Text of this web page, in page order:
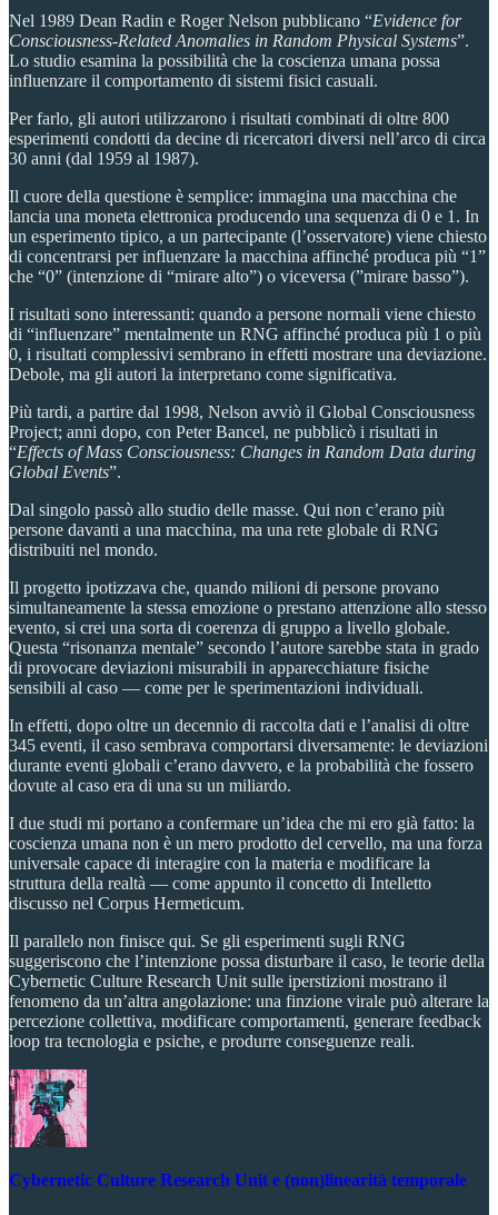
Nel 1989 Dean Radin e Roger Nelson pubblicano “Evidence for
Consciousness-Related Anomalies in Random Physical Systems”.
Lo studio esamina la possibilità che la coscienza umana possa
influenzare il comportamento di sistemi fisici casuali.
Per farlo, gli autori utilizzarono i risultati combinati di oltre 800
esperimenti condotti da decine di ricercatori diversi nell’arco di circa
30 anni (dal 1959 al 1987).
Il cuore della questione è semplice: immagina una macchina che
lancia una moneta elettronica producendo una sequenza di 0 e 1. In
un esperimento tipico, a un partecipante (l’osservatore) viene chiesto
di concentrarsi per influenzare la macchina affinché produca più “1”
che “0” (intenzione di “mirare alto”) o viceversa (”mirare basso”).
I risultati sono interessanti: quando a persone normali viene chiesto
di “influenzare” mentalmente un RNG affinché produca più 1 o più
0, i risultati complessivi sembrano in effetti mostrare una deviazione.
Debole, ma gli autori la interpretano come significativa.
Più tardi, a partire dal 1998, Nelson avviò il Global Consciousness
Project; anni dopo, con Peter Bancel, ne pubblicò i risultati in
“Effects of Mass Consciousness: Changes in Random Data during
Global Events”.
Dal singolo passò allo studio delle masse. Qui non c’erano più
persone davanti a una macchina, ma una rete globale di RNG
distribuiti nel mondo.
Il progetto ipotizzava che, quando milioni di persone provano
simultaneamente la stessa emozione o prestano attenzione allo stesso
evento, si crei una sorta di coerenza di gruppo a livello globale.
Questa “risonanza mentale” secondo l’autore sarebbe stata in grado
di provocare deviazioni misurabili in apparecchiature fisiche
sensibili al caso — come per le sperimentazioni individuali.
In effetti, dopo oltre un decennio di raccolta dati e l’analisi di oltre
345 eventi, il caso sembrava comportarsi diversamente: le deviazioni
durante eventi globali c’erano davvero, e la probabilità che fossero
dovute al caso era di una su un miliardo.
I due studi mi portano a confermare un’idea che mi ero già fatto: la
coscienza umana non è un mero prodotto del cervello, ma una forza
universale capace di interagire con la materia e modificare la
struttura della realtà — come appunto il concetto di Intelletto
discusso nel Corpus Hermeticum.
Il parallelo non finisce qui. Se gli esperimenti sugli RNG
suggeriscono che l’intenzione possa disturbare il caso, le teorie della
Cybernetic Culture Research Unit sulle iperstizioni mostrano il
fenomeno da un’altra angolazione: una finzione virale può alterare la
percezione collettiva, modificare comportamenti, generare feedback
loop tra tecnologia e psiche, e produrre conseguenze reali.
Cybernetic Culture Research Unit e (non)linearità temporale